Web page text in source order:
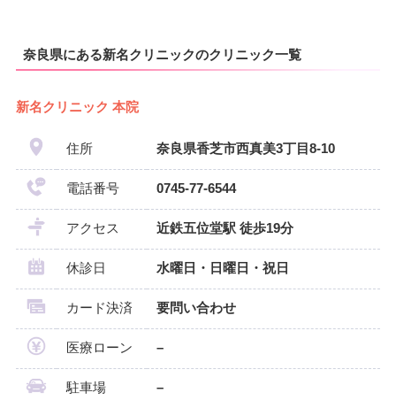
奈良県にある新名クリニックのクリニック一覧
新名クリニック 本院
住所 奈良県香芝市西真美3丁目8-10
電話番号 0745-77-6544
アクセス 近鉄五位堂駅 徒歩19分
休診日 水曜日・日曜日・祝日
カード決済 要問い合わせ
医療ローン –
駐車場 –